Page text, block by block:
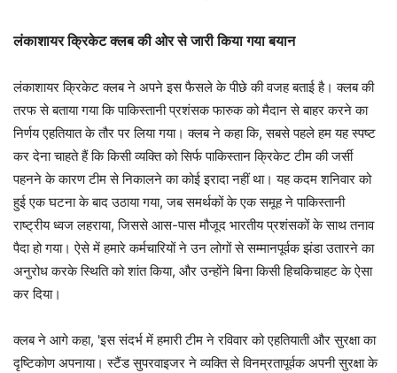
लंकाशायर क्रिकेट क्लब की ओर से जारी किया गया बयान
लंकाशायर क्रिकेट क्लब ने अपने इस फैसले के पीछे की वजह बताई है। क्लब की
तरफ से बताया गया कि पाकिस्तानी प्रशंसक फारुक को मैदान से बाहर करने का
निर्णय एहतियात के तौर पर लिया गया। क्लब ने कहा कि, सबसे पहले हम यह स्पष्ट
कर देना चाहते हैं कि किसी व्यक्ति को सिर्फ पाकिस्तान क्रिकेट टीम की जर्सी
पहनने के कारण टीम से निकालने का कोई इरादा नहीं था। यह कदम शनिवार को
हुई एक घटना के बाद उठाया गया, जब समर्थकों के एक समूह ने पाकिस्तानी
राष्ट्रीय ध्वज लहराया, जिससे आस-पास मौजूद भारतीय प्रशंसकों के साथ तनाव
पैदा हो गया। ऐसे में हमारे कर्मचारियों ने उन लोगों से सम्मानपूर्वक झंडा उतारने का
अनुरोध करके स्थिति को शांत किया, और उन्होंने बिना किसी हिचकिचाहट के ऐसा
कर दिया।
क्लब ने आगे कहा, 'इस संदर्भ में हमारी टीम ने रविवार को एहतियाती और सुरक्षा का
दृष्टिकोण अपनाया। स्टैंड सुपरवाइजर ने व्यक्ति से विनम्रतापूर्वक अपनी सुरक्षा के